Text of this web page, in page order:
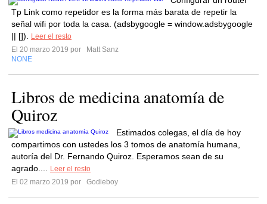
Tp Link como repetidor es la forma más barata de repetir la
señal wifi por toda la casa. (adsbygoogle = window.adsbygoogle
|| []).
Leer el resto
El 20 marzo 2019 por
Matt Sanz
NONE
Libros de medicina anatomía de
Quiroz
Estimados colegas, el día de hoy
compartimos con ustedes los 3 tomos de anatomía humana,
autoría del Dr. Fernando Quiroz. Esperamos sean de su
agrado....
Leer el resto
El 02 marzo 2019 por
Godieboy